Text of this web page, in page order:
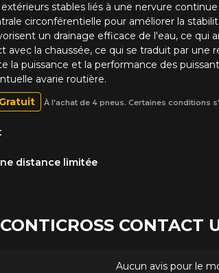
stables liés à une nervure
circonférentielle pour améliorer la
un drainage efficace de l'eau, ce qui
la chaussée, ce qui se traduit par
la puissance et la performance des
avarie routière.
distance limitée
Gratuit À l'achat de 4 pneus. Certaines conditions
CONTACT
Aucun avis pour le